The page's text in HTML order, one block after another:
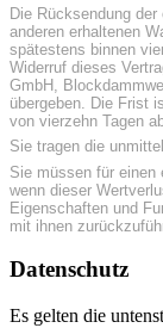
Die Rücksendung
anderen erhaltenen
spätestens binnen
Widerruf dieses
GmbH,
übergeben. Die Frist
von vierzehn Tagen
Sie tragen die
Sie müssen für einen
wenn dieser
Eigenschaften und
mit ihnen
Datenschutz
Es gelten die